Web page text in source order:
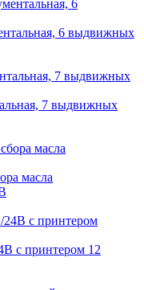
6 выдвижных
7 выдвижных
масла
с принтером 12